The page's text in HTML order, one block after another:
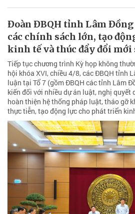
Đoàn ĐBQH tỉnh Lâm
các chính sách lớn, tạo
kinh tế và thúc đẩy đổi mới
Tiếp tục chương trình Kỳ họp không
hội khóa XVI, chiều 4/8, các ĐBQH tỉnh
luận tại Tổ 7 (gồm ĐBQH các tỉnh Lâm
kiến đối với nhiều dự án luật, nghị
hoàn thiện hệ thống pháp luật, tháo gỡ
thực tiễn, tạo động lực cho phát triển